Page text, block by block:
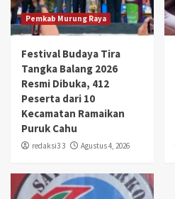
Pemkab Murung Raya
Festival Budaya Tira
Tangka Balang 2026
Resmi Dibuka, 412
Peserta dari 10
Kecamatan Ramaikan
Puruk Cahu
redaksi3 3 Agustus 4, 2026